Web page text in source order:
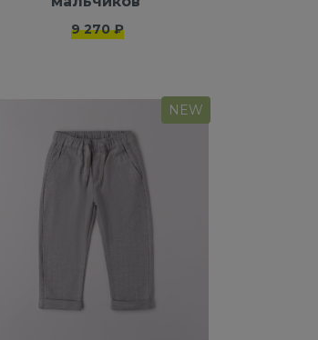
9 270 ₽
NEW